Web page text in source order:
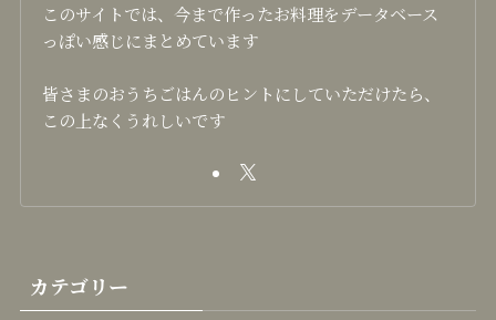
このサイトでは、今まで作ったお料理をデータベース
っぽい感じにまとめています
皆さまのおうちごはんのヒントにしていただけたら、
この上なくうれしいです
カテゴリー